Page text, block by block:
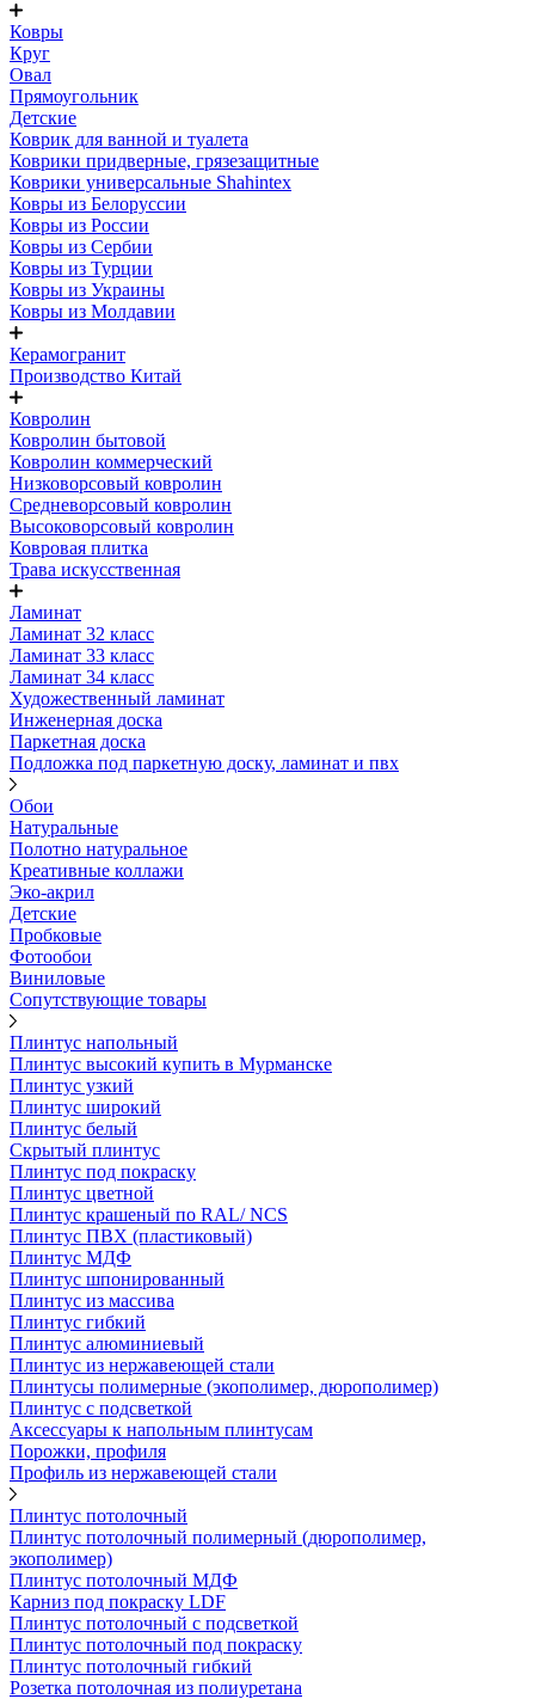
Ковры
Круг
Овал
Прямоугольник
Детские
Коврик для ванной и туалета
Коврики придверные, грязезащитные
Коврики универсальные Shahintex
Ковры из Белоруссии
Ковры из России
Ковры из Сербии
Ковры из Турции
Ковры из Украины
Ковры из Молдавии
Керамогранит
Производство Китай
Ковролин
Ковролин бытовой
Ковролин коммерческий
Низковорсовый ковролин
Средневорсовый ковролин
Высоковорсовый ковролин
Ковровая плитка
Трава искусственная
Ламинат
Ламинат 32 класс
Ламинат 33 класс
Ламинат 34 класс
Художественный ламинат
Инженерная доска
Паркетная доска
Подложка под паркетную доску, ламинат и пвх
Обои
Натуральные
Полотно натуральное
Креативные коллажи
Эко-акрил
Детские
Пробковые
Фотообои
Виниловые
Сопутствующие товары
Плинтус напольный
Плинтус высокий купить в Мурманске
Плинтус узкий
Плинтус широкий
Плинтус белый
Скрытый плинтус
Плинтус под покраску
Плинтус цветной
Плинтус крашеный по RAL/ NCS
Плинтус ПВХ (пластиковый)
Плинтус МДФ
Плинтус шпонированный
Плинтус из массива
Плинтус гибкий
Плинтус алюминиевый
Плинтус из нержавеющей стали
Плинтусы полимерные (экополимер, дюрополимер)
Плинтус с подсветкой
Аксессуары к напольным плинтусам
Порожки, профиля
Профиль из нержавеющей стали
Плинтус потолочный
Плинтус потолочный полимерный (дюрополимер,
экополимер)
Плинтус потолочный МДФ
Карниз под покраску LDF
Плинтус потолочный с подсветкой
Плинтус потолочный под покраску
Плинтус потолочный гибкий
Розетка потолочная из полиуретана